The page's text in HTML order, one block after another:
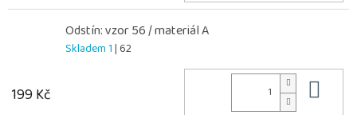
Odstín: vzor 56 / materiál A
Skladem 1| 62
199 Kč